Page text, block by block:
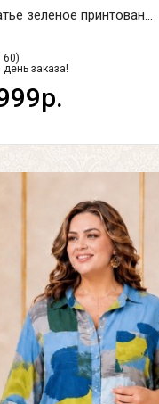
зеленое принтован...
60)
день заказа!